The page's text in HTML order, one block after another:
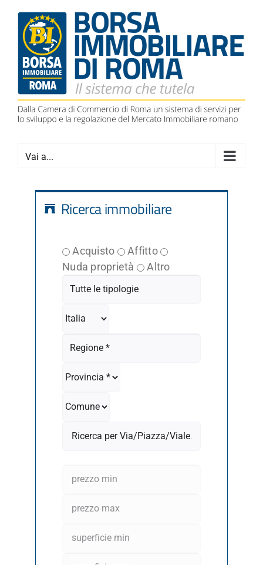
contenuto
Vai a...
Ricerca immobiliare
Acquisto
Affitto
Nuda proprietà
Altro